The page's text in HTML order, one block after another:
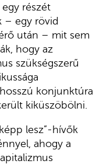
részét
– egy rövid
után – mit sem
hogy az
szükségszerű
konjunktúra
kiküszöbölni.
lesz”-hívők
ahogy a